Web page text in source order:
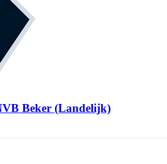
Beker (Landelijk)